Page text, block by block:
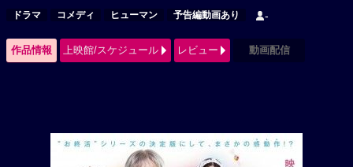
ドラマ コメディ ヒューマン 予告編動画あり -
作品情報 上映館/スケジュール レビュー 動画配信